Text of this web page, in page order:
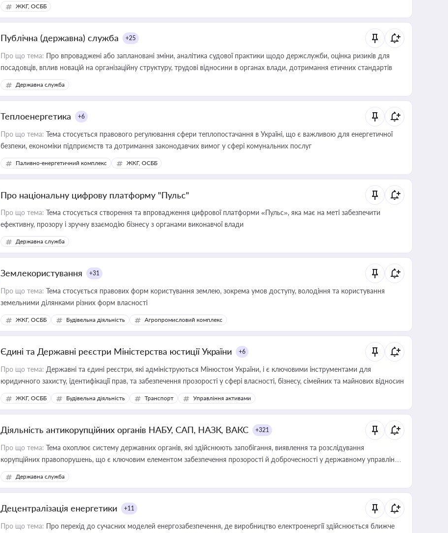
ЖКГ, ОСББ
Публічна (державна) служба +25
Про що тема: Про впроваджені або заплановані зміни, аналітика судової практики щодо держслужби, оцінка ризиків для
посадовців, вплив новацій на організаційну структуру, трудові відносини в органах влади, дотримання етичних стандартів
Державна служба
Теплоенергетика +6
Про що тема: Тема стосується правового регулювання сфери теплопостачання в Україні, що є важливою для енергетичної
безпеки, економіки підприємств та дотримання законодавчих вимог у сфері комунальних послуг
Паливно-енергетичний комплекс ЖКГ, ОСББ
Про національну цифрову платформу "Пульс"
Про що тема: Тема стосується створення та впровадження цифрової платформи «Пульс», яка має на меті забезпечити
ефективну, прозору і зручну взаємодію бізнесу з органами виконавчої влади
Державна служба
Землекористування +31
Про що тема: Тема стосується правових форм користування землею, зокрема умов доступу, володіння та користування
земельними ділянками різних форм власності
ЖКГ, ОСББ Будівельна діяльність Агропромисловий комплекс
Єдині та Державні реєстри Міністерства юстиції України +6
Про що тема: Державні та єдині реєстри, які адмініструються Мінюстом України, і є ключовими інструментами для
юридичного захисту, ідентифікації прав, та забезпечення прозорості у сфері власності, бізнесу, сімейних та майнових відносин
ЖКГ, ОСББ Будівельна діяльність Транспорт Управління активами
Діяльність антикорупційних органів НАБУ, САП, НАЗК, ВАКС +321
Про що тема: Тема охоплює систему державних органів, які здійснюють запобігання, виявлення та розслідування
корупційних правопорушень, що є ключовим елементом забезпечення прозорості й доброчесності у державному управлінні
та бізнесі
Державна служба
Децентралізація енергетики +11
Про що тема: Про перехід до сучасних моделей енергозабезпечення, де виробництво електроенергії здійснюється ближче